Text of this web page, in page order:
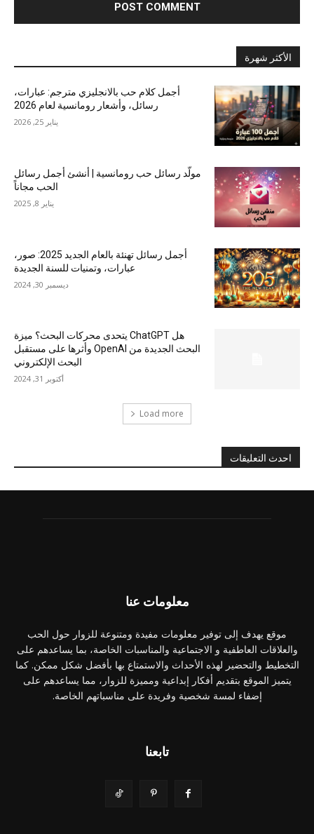
الأكثر شهرة
أجمل كلام حب بالانجليزي مترجم: عبارات،
رسائل، وأشعار رومانسية لعام 2026
يناير 25, 2026
مولّد رسائل حب رومانسية | أنشئ أجمل رسائل
الحب مجاناً
يناير 8, 2025
أجمل رسائل تهنئة بالعام الجديد 2025: صور،
عبارات، وتمنيات للسنة الجديدة
ديسمبر 30, 2024
هل ChatGPT يتحدى محركات البحث؟ ميزة
البحث الجديدة من OpenAI وأثرها على مستقبل
البحث الإلكتروني
أكتوبر 31, 2024
Load more
احدث التعليقات
معلومات عنا
موقع يهدف إلى توفير معلومات مفيدة ومتنوعة للزوار حول الحب
والعلاقات العاطفية و الاجتماعية والمناسبات الخاصة، بما يساعدهم على
التخطيط والتحضير لهذه الأحداث والاستمتاع بها بأفضل شكل ممكن. كما
يتميز الموقع بتقديم أفكار إبداعية ومميزة للزوار، مما يساعدهم على
إضفاء لمسة شخصية وفريدة على مناسباتهم الخاصة.
تابعنا